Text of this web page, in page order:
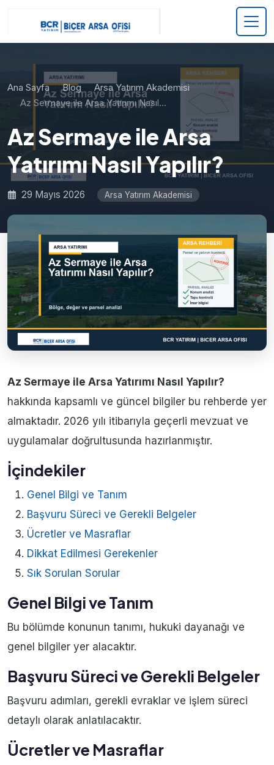
Ana Sayfa Blog
Arsa Yatırım Akademisi
Az Sermaye ile Arsa Yatırımı Nasıl…
Az Sermaye ile Arsa
Yatırımı Nasıl Yapılır?
29 Mayıs 2026 Arsa Yatırım Akademisi
Az Sermaye ile Arsa Yatırımı Nasıl Yapılır?
hakkında kapsamlı ve güncel bilgiler bu rehberde yer
almaktadır. 2026 yılı itibarıyla geçerli mevzuat ve
uygulamalar doğrultusunda hazırlanmıştır.
İçindekiler
Genel Bilgi ve Tanım
Başvuru Süreci ve Gerekli Belgeler
Ücretler ve Masraflar
Dikkat Edilmesi Gerekenler
Sık Sorulan Sorular
Genel Bilgi ve Tanım
Bu bölümde konunun tanımı, hukuki dayanağı ve
genel bilgiler yer alacaktır.
Başvuru Süreci ve Gerekli Belgeler
Başvuru adımları, gerekli evraklar ve işlem süreci
detaylı olarak anlatılacaktır.
Ücretler ve Masraflar